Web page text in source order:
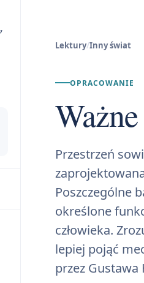
Lektury/Inny świat
OPRACOWANIE
Przestrzeń
Poszczególne
określone
człowieka.
lepiej pojąć
przez